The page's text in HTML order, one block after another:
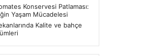
Konservesi Patlaması:
Yaşam Mücadelesi
Kalite ve bahçe